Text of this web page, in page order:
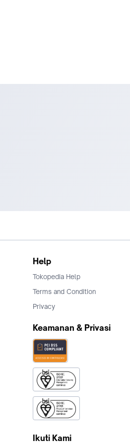
Help
Tokopedia Help
Terms and Condition
Privacy
Keamanan & Privasi
Ikuti Kami